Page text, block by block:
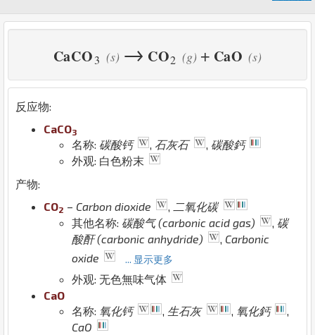
CaCO3 (s) → CO2 (g) + CaO (s)
反应物:
CaCO3
名称: 碳酸钙 石灰石
碳酸鈣
外观: 白色粉末
产物:
CO2 – Carbon dioxide
二氧化碳
其他名称: 碳酸气 (carbonic acid gas) , 碳
酸酐 (carbonic anhydride)
, Carbonic
oxide
... 显示更多
外观: 无色無味气体
CaO
名称: 氧化钙 , 生石灰 , 氧化鈣
,
CaO